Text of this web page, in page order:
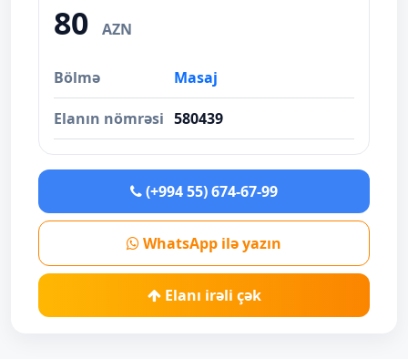
80 AZN
Bölmə Masaj
Elanın nömrəsi 580439
(+994 55) 674-67-99
WhatsApp ilə yazın
Elanı irəli çək